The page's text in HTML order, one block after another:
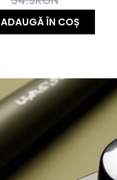
ADAUGĂ ÎN COȘ